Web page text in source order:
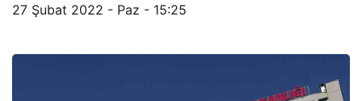
27 Şubat 2022 - Paz - 15:25